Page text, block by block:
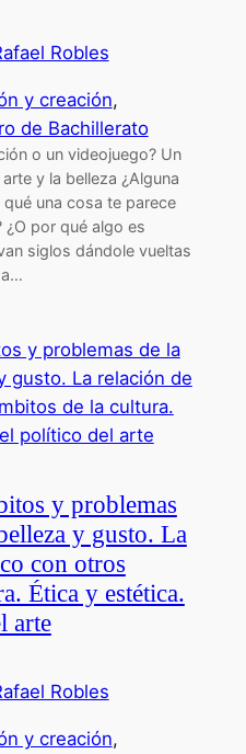
Robles
y creación
de Bachillerato
o un videojuego? Un
y la belleza ¿Alguna
una cosa te parece
por qué algo es
siglos dándole vueltas
a…
y problemas
y gusto. La
con otros
Ética y estética.
arte
Robles
y creación